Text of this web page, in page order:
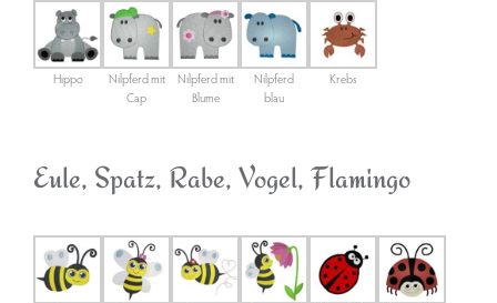
Hippo
Nilpferd mit
Cap
Nilpferd mit
Blume
Nilpferd
blau
Krebs
Eule, Spatz, Rabe, Vogel, Flamingo